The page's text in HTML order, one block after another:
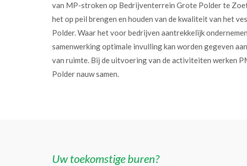
van MP-stroken op Bedrijventerrein Grote Polder te
het op peil brengen en houden van de kwaliteit van het
Polder. Waar het voor bedrijven aantrekkelijk
samenwerking optimale invulling kan worden gegeven
van ruimte. Bij de uitvoering van de activiteiten werken
Polder nauw samen.
Uw toekomstige buren?